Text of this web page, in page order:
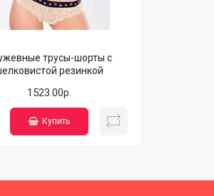
трусы-шорты с
резинкой
1523.00р.
Купить